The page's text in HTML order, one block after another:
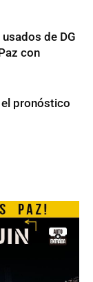
de DG
con
el pronóstico